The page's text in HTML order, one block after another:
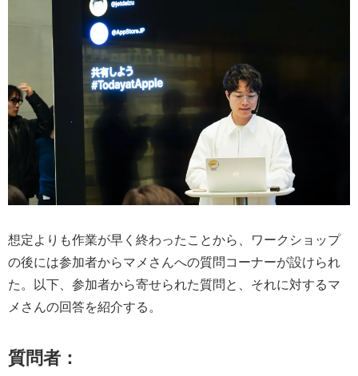
想定よりも作業が早く終わったことから、ワークショップ
の後には参加者からマメさんへの質問コーナーが設けられ
た。以下、参加者から寄せられた質問と、それに対するマ
メさんの回答を紹介する。
質問者：